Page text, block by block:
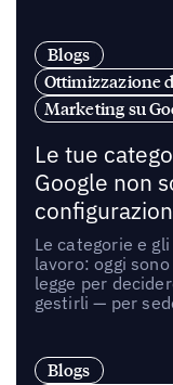
Blogs
Ottimizzazione
Marketing su
Le tue
Google non
Le categorie e
lavoro: oggi
legge per
gestirli — per
Blogs